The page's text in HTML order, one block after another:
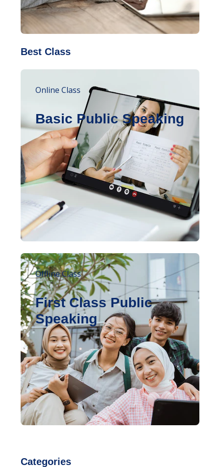
Categories
Best Class
Online Class
Basic Public Speaking
Offline Class
First Class Public
Speaking